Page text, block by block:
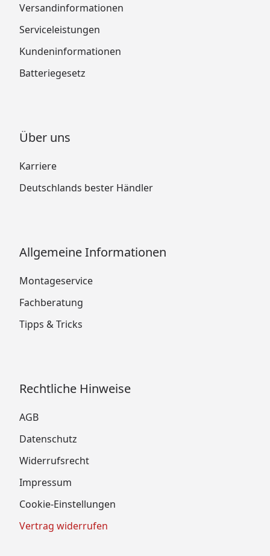
Versandinformationen
Serviceleistungen
Kundeninformationen
Batteriegesetz
Über uns
Karriere
Deutschlands bester Händler
Allgemeine Informationen
Montageservice
Fachberatung
Tipps & Tricks
Rechtliche Hinweise
AGB
Datenschutz
Widerrufsrecht
Impressum
Cookie-Einstellungen
Vertrag widerrufen